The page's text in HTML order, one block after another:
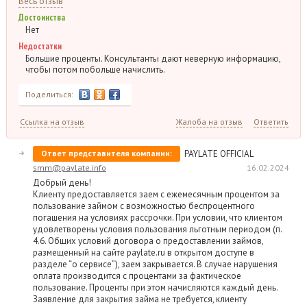
Достоинства
Нет
Недостатки
Большие проценты. Консультанты дают неверную информацию,
чтобы потом побольше начислить.
Поделиться:
Ссылка на отзыв Жалоба на отзыв Ответить
Ответ представителя компании: PAYLATE OFFICIAL
smm@paylate.info 16.02.2024
Добрый день!
Клиенту предоставляется заем с ежемесячным процентом за
пользование займом с возможностью беспроцентного
погашения на условиях рассрочки. При условии, что клиентом
удовлетворены условия пользования льготным периодом (п.
4.6. Общих условий договора о предоставлении займов,
размещенный на сайте paylate.ru в открытом доступе в
разделе “о сервисе”), заем закрывается. В случае нарушения
оплата производится с процентами за фактическое
пользование. Проценты при этом начисляются каждый день.
Заявление для закрытия займа не требуется, клиенту